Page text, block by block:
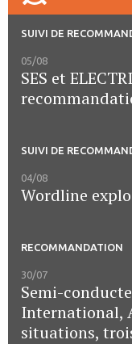
SUIVI DE
05/08
SES et
SUIVI DE
04/08
Wordline
RECOMMANDATION
30/07
Semi-
International,
situations,